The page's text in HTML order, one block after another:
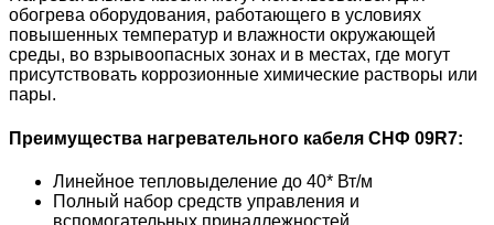
обогрева оборудования, работающего в условиях
повышенных температур и влажности окружающей
среды, во взрывоопасных зонах и в местах, где могут
присутствовать коррозионные химические растворы или
пары.
Преимущества нагревательного кабеля СНФ 09R7:
Линейное тепловыделение до 40* Вт/м
Полный набор средств управления и
вспомогательных принадлежностей